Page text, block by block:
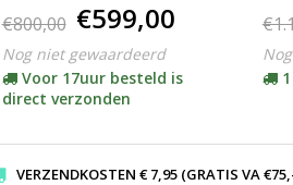
€800,00 €599,00
Nog niet gewaardeerd
Voor 17uur besteld is
direct verzonden
VERZENDKOSTEN € 7,95 (GRATIS VA